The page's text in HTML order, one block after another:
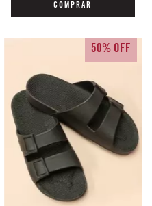
COMPRAR
50% OFF